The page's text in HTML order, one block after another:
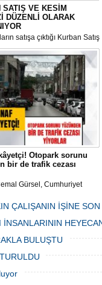
SATIŞ VE KESİM
DÜZENLİ OLARAK
satışa çıktığı Kurban Satış
haşere ve
önüne geçilmesi amacıyla
Belediyesi ekipleri
düzenli olarak ilaçlanıyor.
Otopark sorunu
bir de trafik cezası
Gürsel, Cumhuriyet
ve alışverişe gelen
park cezaları yüzünden
bezdi.
ÇALIŞANIN İŞİNE
BULUŞTU